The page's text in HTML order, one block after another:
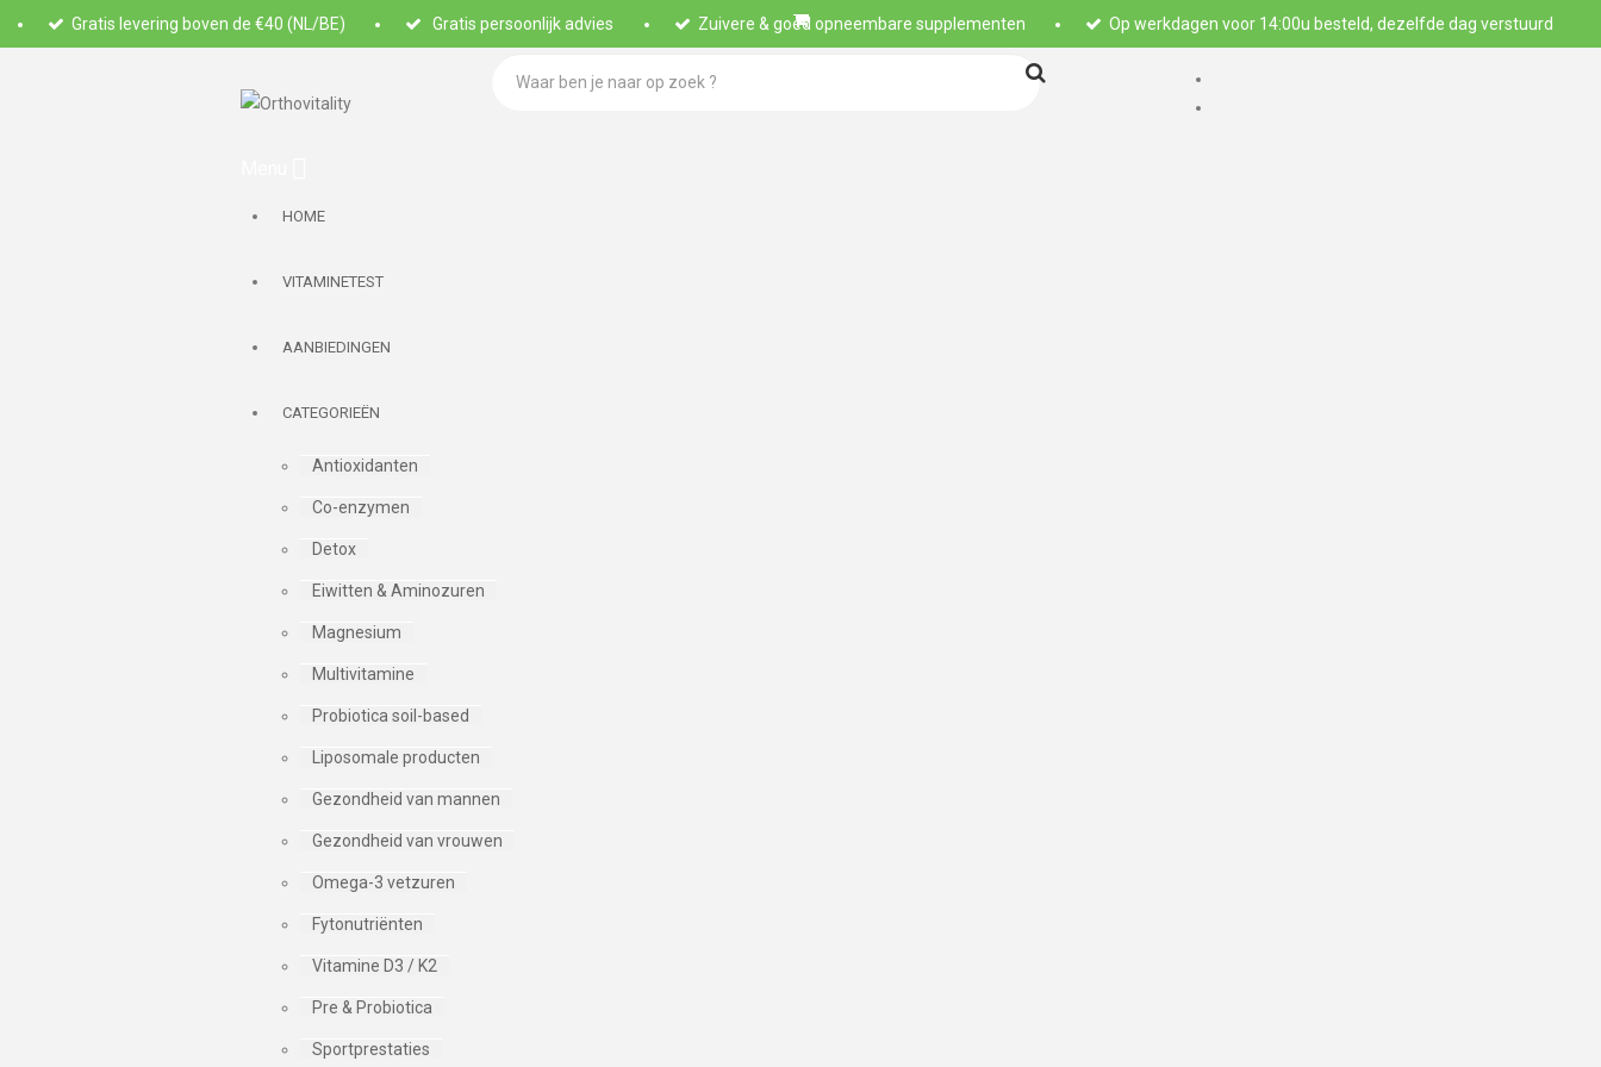
Gratis levering boven de €40 (NL/BE) Gratis persoonlijk advies Zuivere & goed opneembare supplementen Op werkdagen voor 14:00u besteld, dezelfde dag verstuurd
HOME
VITAMINETEST
AANBIEDINGEN
CATEGORIEËN
Antioxidanten
Co-enzymen
Detox
Eiwitten & Aminozuren
Magnesium
Multivitamine
Probiotica soil-based
Liposomale producten
Gezondheid van mannen
Gezondheid van vrouwen
Omega-3 vetzuren
Fytonutriënten
Vitamine D3 / K2
Pre & Probiotica
Sportprestaties